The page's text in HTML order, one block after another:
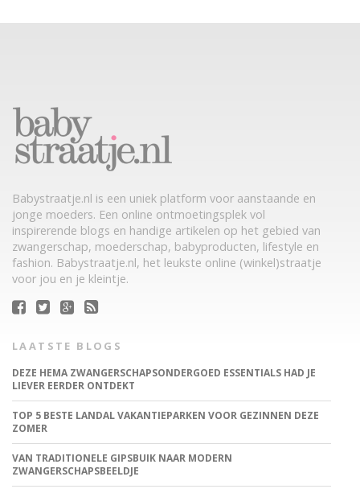
Babystraatje.nl is een uniek platform voor aanstaande en
jonge moeders. Een online ontmoetingsplek vol
inspirerende blogs en handige artikelen op het gebied van
zwangerschap, moederschap, babyproducten, lifestyle en
fashion. Babystraatje.nl, het leukste online (winkel)straatje
voor jou en je kleintje.
LAATSTE BLOGS
DEZE HEMA ZWANGERSCHAPSONDERGOED ESSENTIALS HAD JE
LIEVER EERDER ONTDEKT
TOP 5 BESTE LANDAL VAKANTIEPARKEN VOOR GEZINNEN DEZE
ZOMER
VAN TRADITIONELE GIPSBUIK NAAR MODERN
ZWANGERSCHAPSBEELDJE